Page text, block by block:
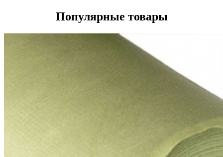
Популярные товары